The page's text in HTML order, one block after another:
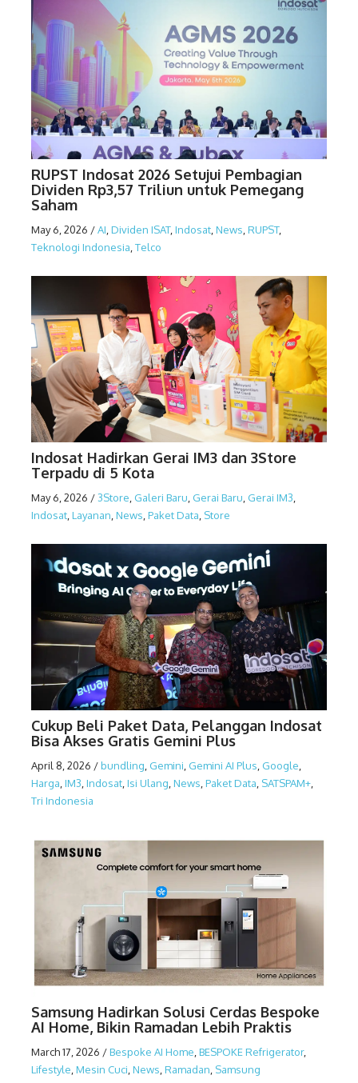
RUPST Indosat 2026 Setujui Pembagian
Dividen Rp3,57 Triliun untuk Pemegang
Saham
May 6, 2026 /AI Dividen ISAT, Indosat News RUPST,
Teknologi Indonesia Telco
Indosat Hadirkan Gerai IM3 dan 3Store
Terpadu di 5 Kota
May 6, 2026 /3Store, Galeri Baru, Gerai Baru, Gerai IM3,
Indosat,Layanan,News,Paket Data, Store
Cukup Beli Paket Data, Pelanggan Indosat
Bisa Akses Gratis Gemini Plus
April 8, 2026 /bundling, Gemini, Gemini AI Plus, Google,
Harga,IM3,Indosat,Isi Ulang,News,Paket Data, SATSPAM+,
Tri Indonesia
Samsung Hadirkan Solusi Cerdas Bespoke
AI Home, Bikin Ramadan Lebih Praktis
March 17, 2026 /Bespoke AI Home BESPOKE Refrigerator,
Lifestyle Mesin Cuci News Ramadan Samsung